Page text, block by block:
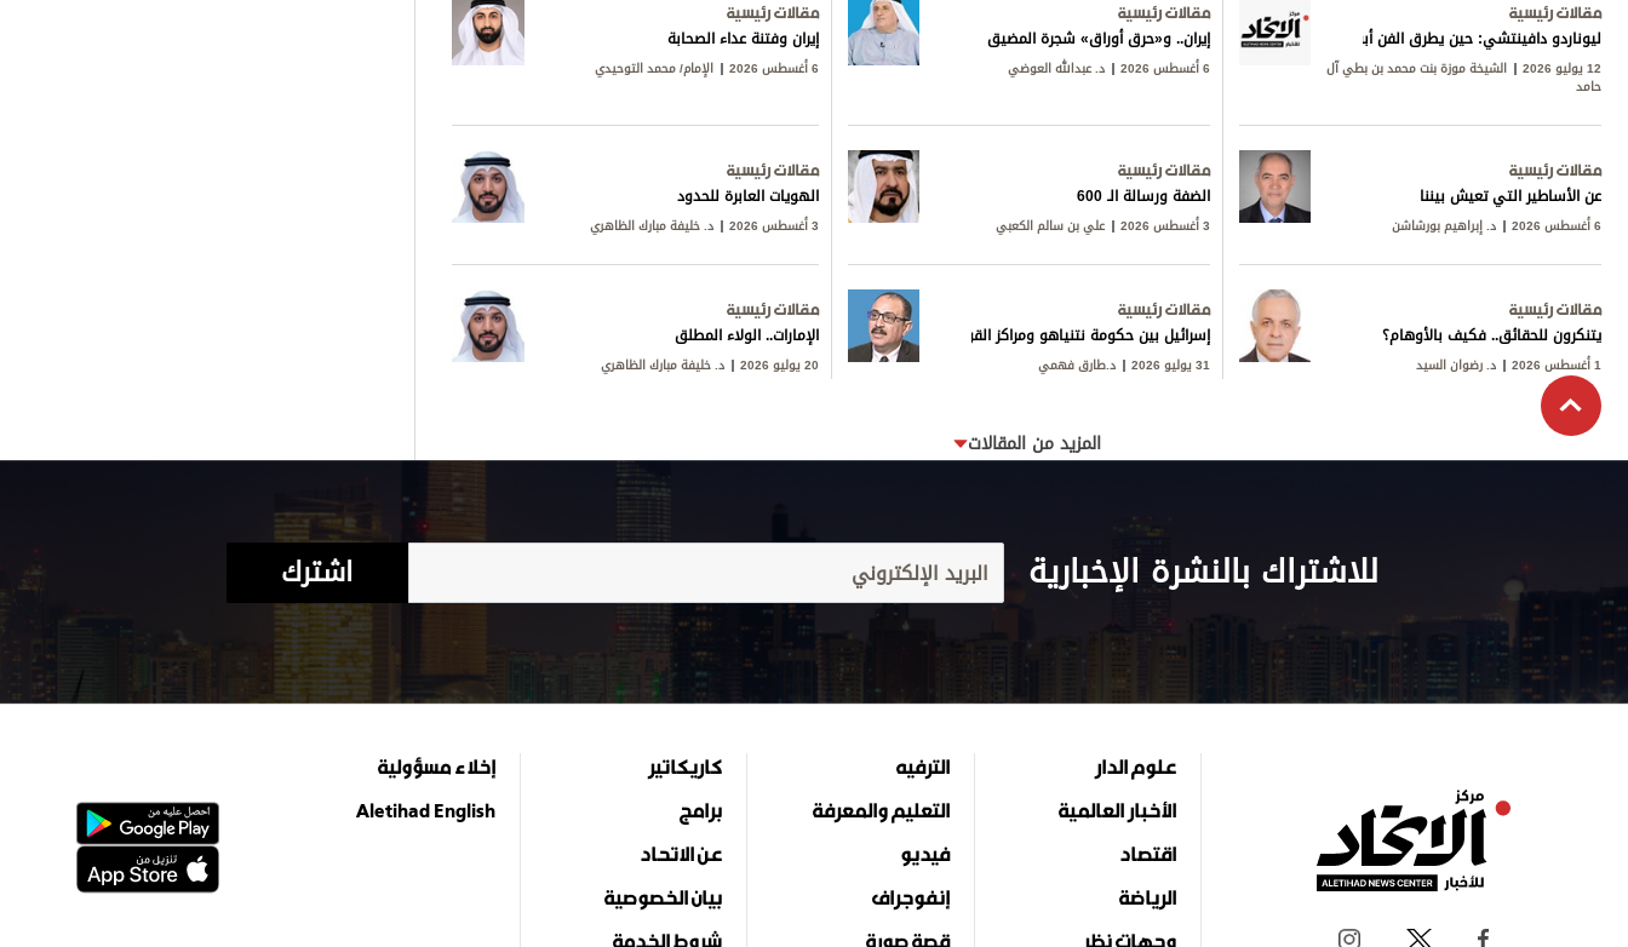
مقالات رئيسية
ليوناردو دافينتشي: حين يطرق الفن أبواب المعرفة
12 يوليو 2026 الشيخة موزة بنت محمد بن بطي آل
حامد
مقالات رئيسية
إيران.. و«حرق أوراق» شجرة المضيق
6 أغسطس 2026 د. عبدالله العوضي
مقالات رئيسية
إيران وفتنة عداء الصحابة
6 أغسطس 2026 الإمام/ محمد التوحيدي
مقالات رئيسية
عن الأساطير التي تعيش بيننا
6 أغسطس 2026 د. إبراهيم بورشاشن
مقالات رئيسية
الضفة ورسالة الـ 600
3 أغسطس 2026 علي بن سالم الكعبي
مقالات رئيسية
الهويات العابرة للحدود
3 أغسطس 2026 د. خليفة مبارك الظاهري
مقالات رئيسية
يتنكرون للحقائق.. فكيف بالأوهام؟
1 أغسطس 2026 د. رضوان السيد
مقالات رئيسية
إسرائيل بين حكومة نتنياهو ومراكز القوى
31 يوليو 2026 د.طارق فهمي
مقالات رئيسية
الإمارات.. الولاء المطلق
20 يوليو 2026 د. خليفة مبارك الظاهري
المزيد من المقالات
للاشتراك بالنشرة الإخبارية اشترك
علوم الدار
الأخبار العالمية
اقتصاد
الرياضة
وجهات نظر
الترفيه
التعليم والمعرفة
فيديو
إنفوجراف
قصة صورة
كاريكاتير
برامج
عن الاتحاد
بيان الخصوصية
شروط الخدمة
إخلاء مسؤولية
Aletihad English